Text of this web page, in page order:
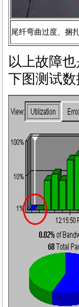
尾纤弯曲过度、捆
以上故障
下图测试